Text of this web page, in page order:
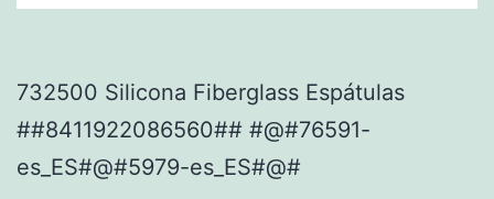
732500 Silicona Fiberglass Espátulas
##8411922086560## #@#76591-
es_ES#@#5979-es_ES#@#